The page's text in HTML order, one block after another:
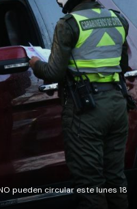
pueden circular este lunes 18